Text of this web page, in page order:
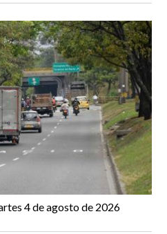
4 de agosto de 2026